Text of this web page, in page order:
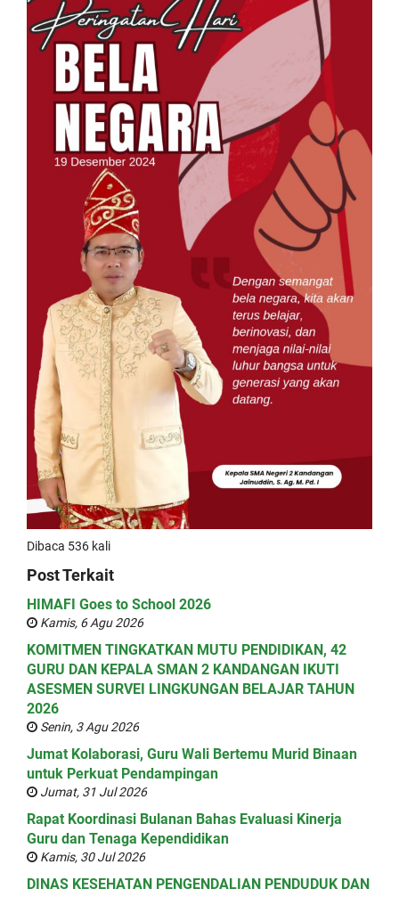
Dibaca 536 kali
Post Terkait
HIMAFI Goes to School 2026
Kamis, 6 Agu 2026
KOMITMEN TINGKATKAN MUTU PENDIDIKAN, 42
GURU DAN KEPALA SMAN 2 KANDANGAN IKUTI
ASESMEN SURVEI LINGKUNGAN BELAJAR TAHUN
2026
Senin, 3 Agu 2026
Jumat Kolaborasi, Guru Wali Bertemu Murid Binaan
untuk Perkuat Pendampingan
Jumat, 31 Jul 2026
Rapat Koordinasi Bulanan Bahas Evaluasi Kinerja
Guru dan Tenaga Kependidikan
Kamis, 30 Jul 2026
DINAS KESEHATAN PENGENDALIAN PENDUDUK DAN